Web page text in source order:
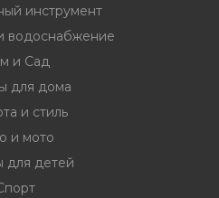
инструмент
водоснабжение
и Сад
для дома
и стиль
и мото
для детей